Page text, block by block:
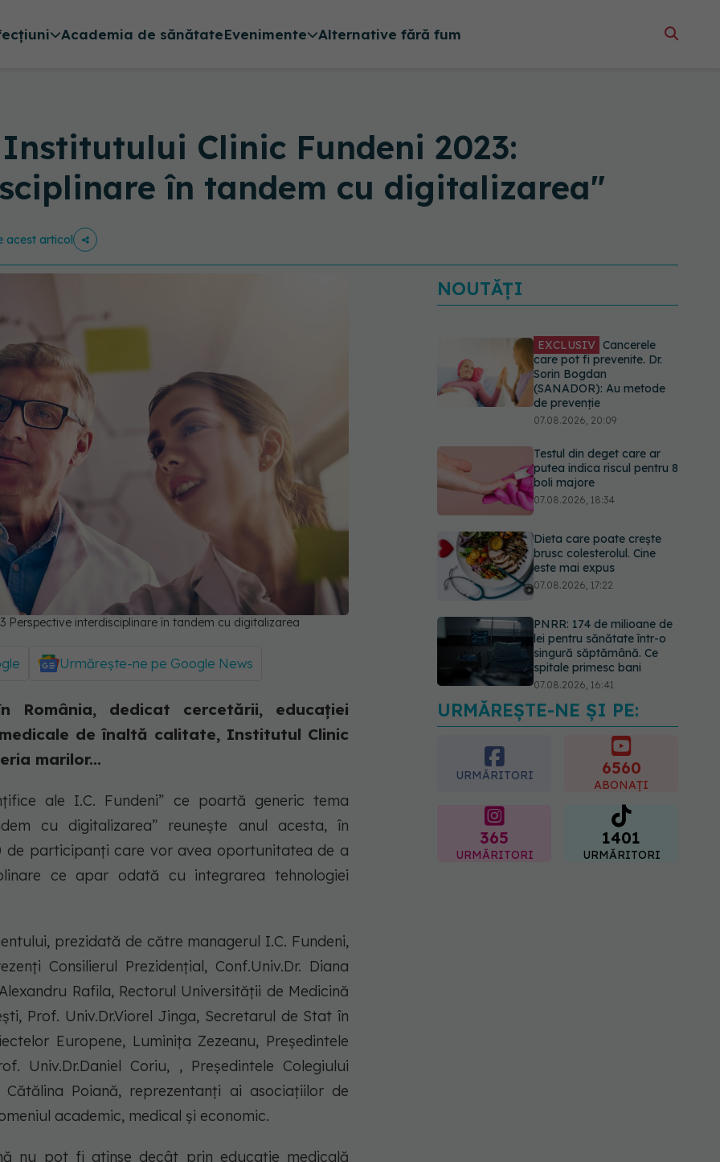
Academia de sănătateEvenimente Alternative fără fum
Clinic Fundeni 2023:
în tandem cu digitalizarea"
acest articol
Perspective interdisciplinare în tandem cu digitalizarea
Urmărește-ne pe Google News
România, dedicat cercetării, educației
de înaltă calitate, Institutul Clinic
marilor...
ale I.C. Fundeni” ce poartă generic tema
cu digitalizarea” reunește anul acesta, în
de participanți care vor avea oportunitatea de a
ce apar odată cu integrarea tehnologiei
prezidată de către managerul I.C. Fundeni,
Consilierul Prezidențial, Conf.Univ.Dr. Diana
Rafila, Rectorul Universității de Medicină
Prof. Univ.Dr.Viorel Jinga, Secretarul de Stat în
Europene, Luminița Zezeanu, Președintele
Univ.Dr.Daniel Coriu, , Președintele Colegiului
Cătălina Poiană, reprezentanți ai asociațiilor de
academic, medical și economic.
nu pot fi atinse decât prin educație medicală
NOUTĂȚI
EXCLUSIV Cancerele
care pot fi prevenite. Dr.
Sorin Bogdan
(SANADOR): Au metode
de prevenție
07.08.2026, 20:09
Testul din deget care ar
putea indica riscul pentru 8
boli majore
07.08.2026, 18:34
Dieta care poate crește
brusc colesterolul. Cine
este mai expus
07.08.2026, 17:22
PNRR: 174 de milioane de
lei pentru sănătate într-o
singură săptămână. Ce
spitale primesc bani
07.08.2026, 16:41
Ce spune culoarea ta
preferată despre vârsta
pe care o ai. Care este
"codul cromatic" al
URMĂREȘTE-NE ȘI PE:
URMĂRITORI 6560
ABONAȚI
365
URMĂRITORI
1401
URMĂRITORI